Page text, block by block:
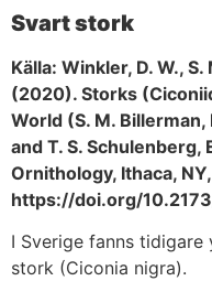
Svart stork
Källa: Winkler, D. W.,
(2020). Storks
World (S. M. Billerman,
and T. S.
Ornithology, Ithaca,
https://doi.org/
I Sverige fanns
stork (Ciconia nigra).